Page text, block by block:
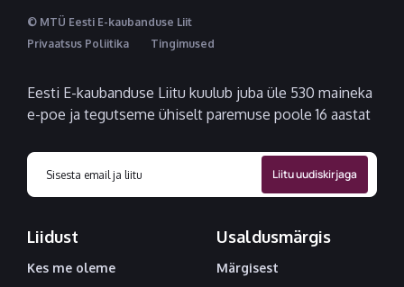
© MTÜ Eesti E-kaubanduse Liit
Privaatsus Poliitika
Tingimused
Eesti E-kaubanduse Liitu kuulub juba üle 530 maineka
e-poe ja tegutseme ühiselt paremuse poole 16 aastat
Liidust
Kes me oleme
Usaldusmärgis
Märgisest